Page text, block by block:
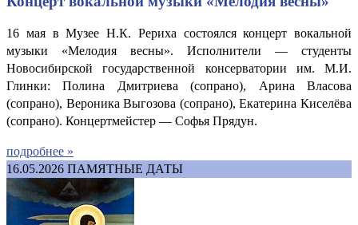
16 мая в Музее Н.К. Рериха состоялся концерт вокальной
музыки «Мелодия весны». Исполнители — студенты
Новосибирской государственной консерватории им. М.И.
Глинки: Полина Дмитриева (сопрано), Арина Власова
(сопрано), Вероника Выгозова (сопрано), Екатерина Киселёва
(сопрано). Концертмейстер — Софья Прядун.
подробнее »
16.05.2026 ПАМЯТНЫЕ ДАТЫ